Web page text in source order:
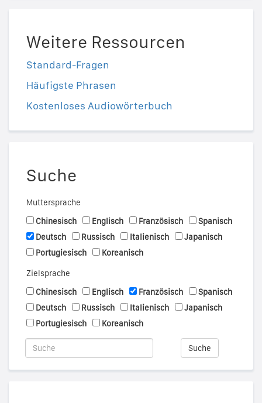
Weitere Ressourcen
Standard-Fragen
Häufigste Phrasen
Kostenloses Audiowörterbuch
Suche
Muttersprache
Chinesisch
Englisch Französisch
Spanisch
Deutsch
Russisch Italienisch
Japanisch
Portugiesisch
Koreanisch
Zielsprache
Chinesisch
Englisch Französisch
Spanisch
Deutsch
Russisch Italienisch
Japanisch
Portugiesisch
Koreanisch
Suche